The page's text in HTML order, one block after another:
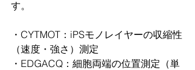
す。
・CYTMOT：iPSモノレイヤーの収縮性
（速度・強さ）測定
・EDGACQ：細胞両端の位置測定（単